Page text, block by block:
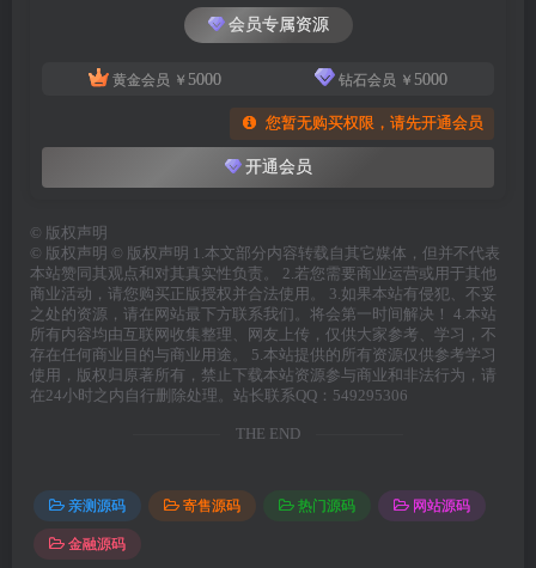
会员专属资源
黄金会员 ￥ 5000 钻石会员 ￥ 5000
您暂无购买权限，请先开通会员
开通会员
© 版权声明
© 版权声明 © 版权声明 1.本文部分内容转载自其它媒体，但并不代表
本站赞同其观点和对其真实性负责。 2.若您需要商业运营或用于其他
商业活动，请您购买正版授权并合法使用。 3.如果本站有侵犯、不妥
之处的资源，请在网站最下方联系我们。将会第一时间解决！ 4.本站
所有内容均由互联网收集整理、网友上传，仅供大家参考、学习，不
存在任何商业目的与商业用途。 5.本站提供的所有资源仅供参考学习
使用，版权归原著所有，禁止下载本站资源参与商业和非法行为，请
在24小时之内自行删除处理。站长联系QQ：549295306
THE END
亲测源码 寄售源码 热门源码 网站源码
金融源码